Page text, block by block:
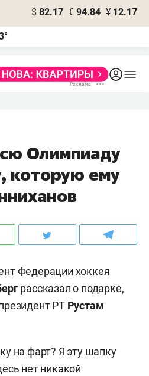
$ 82.17 € 94.84 ¥ 12.17
Олимпиаду
которую ему
Федерации хоккея
рассказал о подарке,
РТ Рустам
на фарт? Я эту шапку
нет никакой